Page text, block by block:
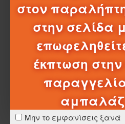
στον
στην σελίδα
έκπτωση
Μην το εμφανίσεις ξανά
Είναι ένα υπέροχο δώρο για
οποιαδήποτε άλλη περίσταση,
Χαρακτηριστικά:
Κατάλληλο για ηλικίες
Συμπαγής και ελαφρύς
Ανθεκτική κατασκευή
Χρώμα: Πολύχρωμο